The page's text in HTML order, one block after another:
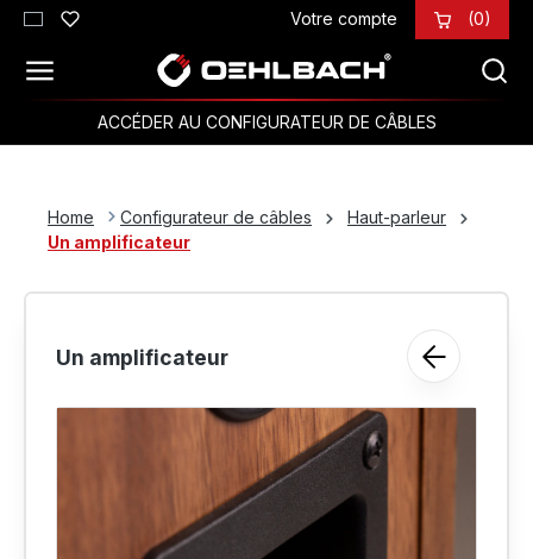
Passer au contenu principal Votre compte (0)
ACCÉDER AU CONFIGURATEUR DE CÂBLES
Home Configurateur de câbles
Haut-parleur
Un amplificateur
Un amplificateur